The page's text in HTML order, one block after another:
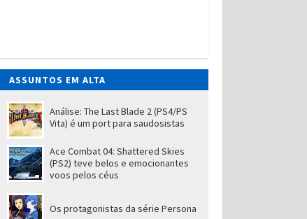
ASSUNTOS EM ALTA
Análise: The Last Blade 2 (PS4/PS
Vita) é um port para saudosistas
Ace Combat 04: Shattered Skies
(PS2) teve belos e emocionantes
voos pelos céus
Os protagonistas da série Persona